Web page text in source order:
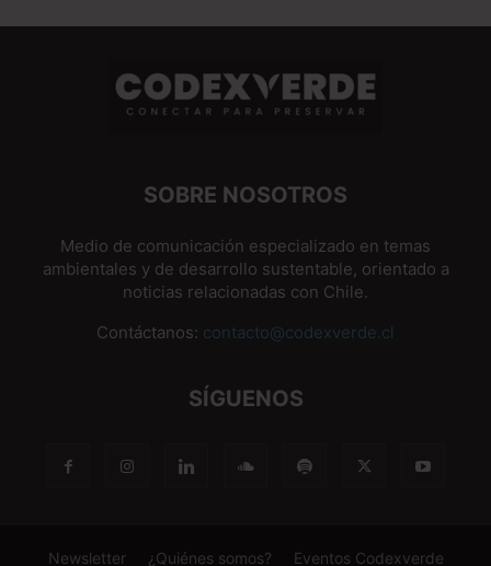
SOBRE NOSOTROS
Medio de comunicación especializado en temas
ambientales y de desarrollo sustentable, orientado a
noticias relacionadas con Chile.
Contáctanos: contacto@codexverde.cl
SÍGUENOS
Newsletter ¿Quiénes somos? Eventos Codexverde